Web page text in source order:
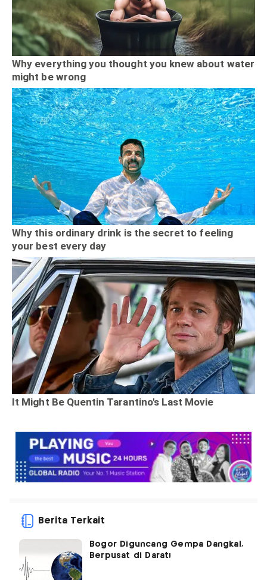
Berita Terkait
Bogor Diguncang Gempa Dangkal,
Berpusat di Darat!